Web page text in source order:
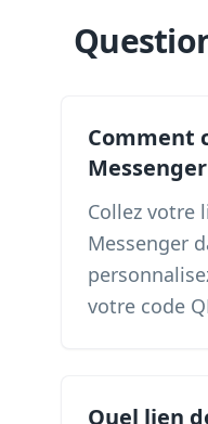
Comment
Collez votre
Messenger
votre code
Quel lien